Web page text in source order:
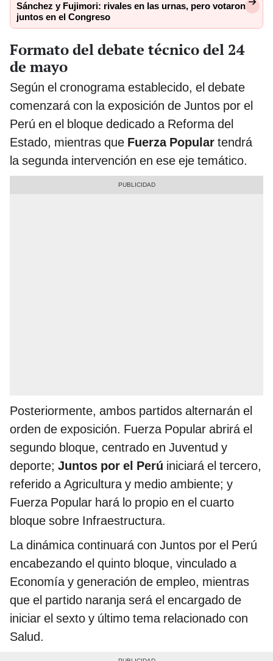
Sánchez y Fujimori: rivales en las urnas, pero votaron
juntos en el Congreso
Formato del debate técnico del 24
de mayo
Según el cronograma establecido, el debate
comenzará con la exposición de Juntos por el
Perú en el bloque dedicado a Reforma del
Estado, mientras que Fuerza Popular tendrá
la segunda intervención en ese eje temático.
Posteriormente, ambos partidos alternarán el
orden de exposición. Fuerza Popular abrirá el
segundo bloque, centrado en Juventud y
deporte; Juntos por el Perú iniciará el tercero,
referido a Agricultura y medio ambiente; y
Fuerza Popular hará lo propio en el cuarto
bloque sobre Infraestructura.
La dinámica continuará con Juntos por el Perú
encabezando el quinto bloque, vinculado a
Economía y generación de empleo, mientras
que el partido naranja será el encargado de
iniciar el sexto y último tema relacionado con
Salud.